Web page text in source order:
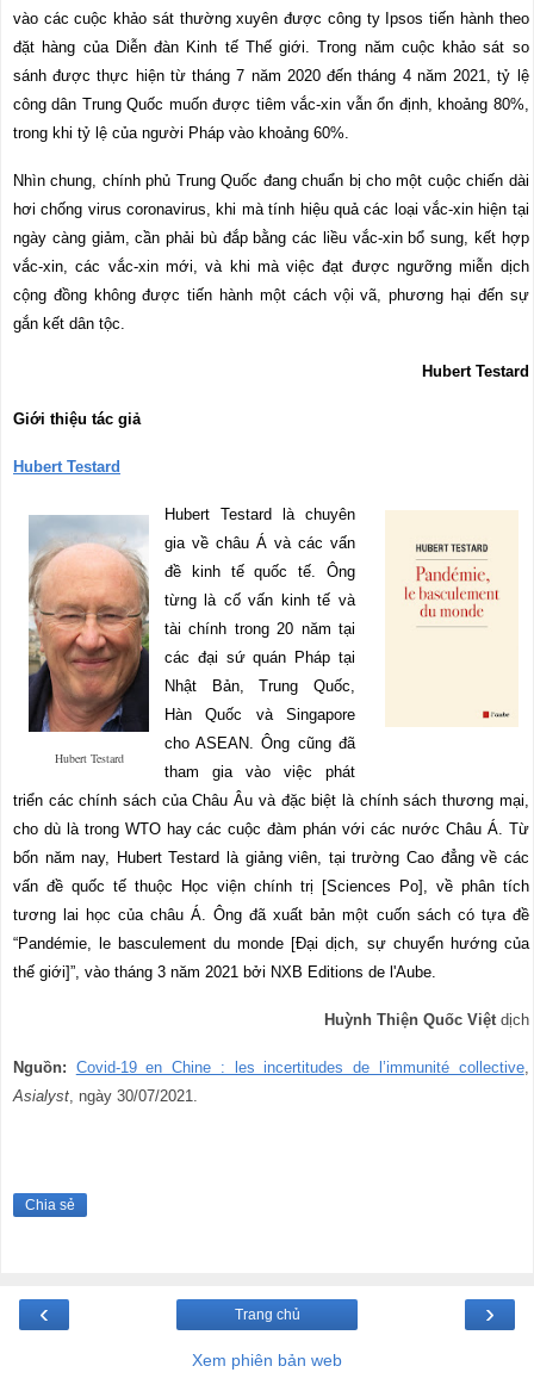
vào các cuộc khảo sát thường xuyên được công ty Ipsos tiến hành theo
đặt hàng của Diễn đàn Kinh tế Thế giới. Trong năm cuộc khảo sát so
sánh được thực hiện từ tháng 7 năm 2020 đến tháng 4 năm 2021, tỷ lệ
công dân Trung Quốc muốn được tiêm vắc-xin vẫn ổn định, khoảng 80%,
trong khi tỷ lệ của người Pháp vào khoảng 60%.
Nhìn chung, chính phủ Trung Quốc đang chuẩn bị cho một cuộc chiến dài
hơi chống virus coronavirus, khi mà tính hiệu quả các loại vắc-xin hiện tại
ngày càng giảm, cần phải bù đắp bằng các liều vắc-xin bổ sung, kết hợp
vắc-xin, các vắc-xin mới, và khi mà việc đạt được ngưỡng miễn dịch
cộng đồng không được tiến hành một cách vội vã, phương hại đến sự
gắn kết dân tộc.
Hubert Testard
Giới thiệu tác giả
Hubert Testard
Hubert Testard
Hubert Testard là chuyên
gia về châu Á và các vấn
đề kinh tế quốc tế. Ông
từng là cố vấn kinh tế và
tài chính trong 20 năm tại
các đại sứ quán Pháp tại
Nhật Bản, Trung Quốc,
Hàn Quốc và Singapore
cho ASEAN. Ông cũng đã
tham gia vào việc phát
triển các chính sách của Châu Âu và đặc biệt là chính sách thương mại,
cho dù là trong WTO hay các cuộc đàm phán với các nước Châu Á. Từ
bốn năm nay, Hubert Testard là giảng viên, tại trường Cao đẳng về các
vấn đề quốc tế thuộc Học viện chính trị [Sciences Po], về phân tích
tương lai học của châu Á. Ông đã xuất bản một cuốn sách có tựa đề
“Pandémie, le basculement du monde [Đại dịch, sự chuyển hướng của
thế giới]”, vào tháng 3 năm 2021 bởi NXB Editions de l'Aube.
Huỳnh Thiện Quốc Việtdịch
Nguồn: Covid-19 en Chine : les incertitudes de l’immunité collective,
Asialyst , ngày 30/07/2021.
Chia sẻ
‹ ›
Trang chủ
Xem phiên bản web